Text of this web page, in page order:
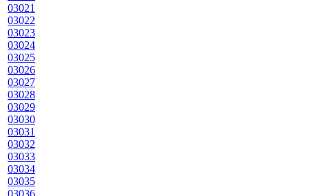
03021
03022
03023
03024
03025
03026
03027
03028
03029
03030
03031
03032
03033
03034
03035
03036